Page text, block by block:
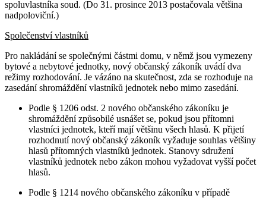
spoluvlastníka soud. (Do 31. prosince 2013 postačovala většina
nadpoloviční.)
Společenství vlastníků
Pro nakládání se společnými částmi domu, v němž jsou vymezeny
bytové a nebytové jednotky, nový občanský zákoník uvádí dva
režimy rozhodování. Je vázáno na skutečnost, zda se rozhoduje na
zasedání shromáždění vlastníků jednotek nebo mimo zasedání.
Podle § 1206 odst. 2 nového občanského zákoníku je
shromáždění způsobilé usnášet se, pokud jsou přítomni
vlastníci jednotek, kteří mají většinu všech hlasů. K přijetí
rozhodnutí nový občanský zákoník vyžaduje souhlas většiny
hlasů přítomných vlastníků jednotek. Stanovy sdružení
vlastníků jednotek nebo zákon mohou vyžadovat vyšší počet
hlasů.
Podle § 1214 nového občanského zákoníku v případě